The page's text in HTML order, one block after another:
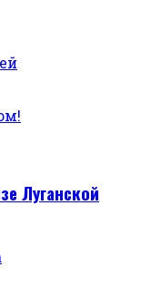
Луганской